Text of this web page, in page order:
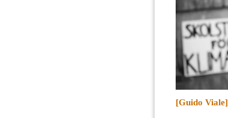
[Guido Viale]